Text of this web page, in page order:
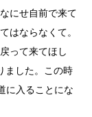
にせ自前で来て
はならなくて。
って来てほし
ました。この時
に入ることにな